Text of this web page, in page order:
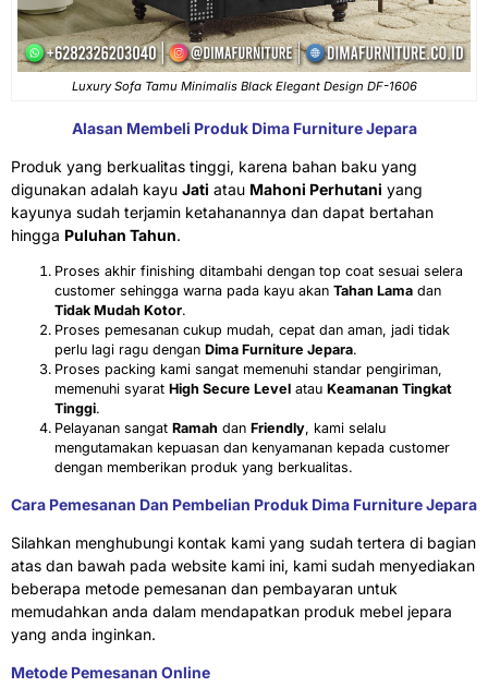
Luxury Sofa Tamu Minimalis Black Elegant Design DF-1606
Alasan Membeli Produk Dima Furniture Jepara
Produk yang berkualitas tinggi, karena bahan baku yang
digunakan adalah kayu Jati atau Mahoni Perhutani yang
kayunya sudah terjamin ketahanannya dan dapat bertahan
hingga Puluhan Tahun.
Proses akhir finishing ditambahi dengan top coat sesuai selera
customer sehingga warna pada kayu akan Tahan Lama dan
Tidak Mudah Kotor.
Proses pemesanan cukup mudah, cepat dan aman, jadi tidak
perlu lagi ragu dengan Dima Furniture Jepara.
Proses packing kami sangat memenuhi standar pengiriman,
memenuhi syarat High Secure Level atau Keamanan Tingkat
Tinggi.
Pelayanan sangat Ramah dan Friendly, kami selalu
mengutamakan kepuasan dan kenyamanan kepada customer
dengan memberikan produk yang berkualitas.
Cara Pemesanan Dan Pembelian Produk Dima Furniture Jepara
Silahkan menghubungi kontak kami yang sudah tertera di bagian
atas dan bawah pada website kami ini, kami sudah menyediakan
beberapa metode pemesanan dan pembayaran untuk
memudahkan anda dalam mendapatkan produk mebel jepara
yang anda inginkan.
Metode Pemesanan Online